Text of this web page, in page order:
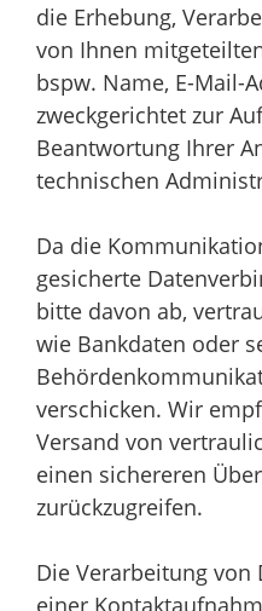
die Erhebung,
von Ihnen
bspw. Name, E-Mail-
zweckgerichtet zur
Beantwortung Ihrer
technischen
Da die
gesicherte
bitte davon ab,
wie Bankdaten oder
verschicken. Wir
Versand von
einen sichereren
zurückzugreifen.
Die Verarbeitung von
einer